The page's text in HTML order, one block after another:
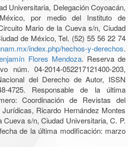
Universitaria, Delegación Coyoacán,
por medio del Instituto de
Mario de la Cueva s/n, Ciudad
de México, Tel. (52) 55 56 22 74
index.php/hechos-y-derechos.
Flores Mendoza. Reserva de
núm. 04-2014-052217121400-203,
del Derecho de Autor, ISSN
4725. Responsable de la última
Coordinación de Revistas del
Ricardo Hernández Montes
s/n, Ciudad Universitaria, C. P.
de la última modificación: marzo